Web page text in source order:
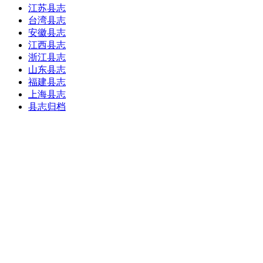
江苏县志
台湾县志
安徽县志
江西县志
浙江县志
山东县志
福建县志
上海县志
县志归档